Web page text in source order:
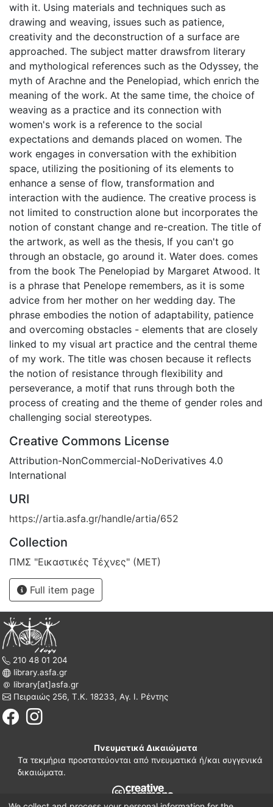
with it. Using materials and techniques such as
drawing and weaving, issues such as patience,
creativity and the deconstruction of a surface are
approached. The subject matter drawsfrom literary
and mythological references such as the Odyssey, the
myth of Arachne and the Penelopiad, which enrich the
meaning of the work. At the same time, the choice of
weaving as a practice and its connection with
women's work is a reference to the social
expectations and demands placed on women. The
work engages in conversation with the exhibition
space, utilizing the positioning of its elements to
enhance a sense of flow, transformation and
interaction with the audience. The creative process is
not limited to construction alone but incorporates the
notion of constant change and re-creation. The title of
the artwork, as well as the thesis, If you can't go
through an obstacle, go around it. Water does. comes
from the book The Penelopiad by Margaret Atwood. It
is a phrase that Penelope remembers, as it is some
advice from her mother on her wedding day. The
phrase embodies the notion of adaptability, patience
and overcoming obstacles - elements that are closely
linked to my visual art practice and the central theme
of my work. The title was chosen because it reflects
the notion of resistance through flexibility and
perseverance, a motif that runs through both the
process of creating and the theme of gender roles and
challenging social stereotypes.
Creative Commons License
Attribution-NonCommercial-NoDerivatives 4.0
International
URI
https://artia.asfa.gr/handle/artia/652
Collection
ΠΜΣ "Εικαστικές Τέχνες" (ΜΕΤ)
Full item page
210 48 01 204
library.asfa.gr
library[at]asfa.gr
Πειραιώς 256, Τ.Κ. 18233, Αγ. Ι. Ρέντης
Πνευματικά Δικαιώματα
Τα τεκμήρια προστατεύονται από πνευματικά ή/και συγγενικά
δικαιώματα.